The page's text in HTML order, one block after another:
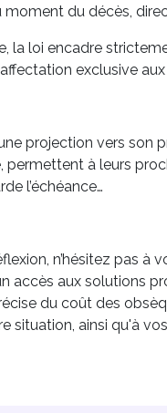
moment du décès,
la loi encadre
exclusive
projection vers son
à leurs
l’échéance…
n’hésitez pas à
accès aux solutions
du coût des
ainsi qu'à